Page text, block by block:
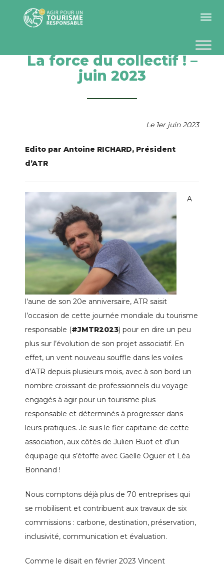
Toggle
La force du collectif ! –
juin 2023
Le 1er juin 2023
Edito par Antoine RICHARD, Président
d’ATR
A
l’aune de son 20e anniversaire, ATR saisit
l’occasion de cette journée mondiale du tourisme
responsable (#JMTR2023) pour en dire un peu
plus sur l’évolution de son projet associatif. En
effet, un vent nouveau souffle dans les voiles
d’ATR depuis plusieurs mois, avec à son bord un
nombre croissant de professionnels du voyage
engagés à agir pour un tourisme plus
responsable et déterminés à progresser dans
leurs pratiques. Je suis le fier capitaine de cette
association, aux côtés de Julien Buot et d’un
équipage qui s’étoffe avec Gaëlle Oguer et Léa
Bonnand !
Nous comptons déjà plus de 70 entreprises qui
se mobilisent et contribuent aux travaux de six
commissions : carbone, destination, préservation,
inclusivité, communication et évaluation.
Comme le disait en février 2023 Vincent